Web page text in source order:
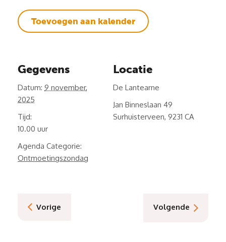
Toevoegen aan kalender
Gegevens
Datum: 9 november,
2025
Tijd:
10.00
Agenda Categorie:
Ontmoetingszondag
Locatie
De Lantearne
Jan Binneslaan 49
Surhuisterveen, 9231 CA
Vorige Volgende